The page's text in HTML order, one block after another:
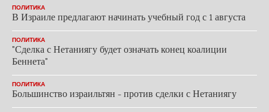
ПОЛИТИКА
В Израиле предлагают начинать учебный год с 1 августа
ПОЛИТИКА
"Сделка с Нетаниягу будет означать конец коалиции
Беннета"
ПОЛИТИКА
Большинство израильтян - против сделки с Нетаниягу